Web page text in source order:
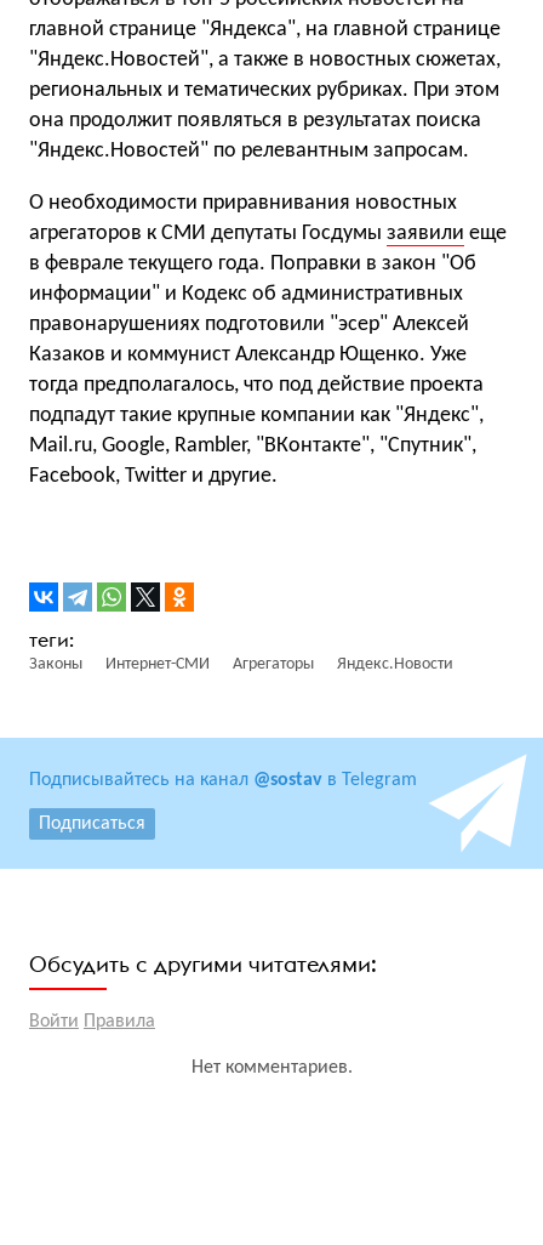
главной странице "Яндекса", на главной странице
"Яндекс.Новостей", а также в новостных сюжетах,
региональных и тематических рубриках. При этом
она продолжит появляться в результатах поиска
"Яндекс.Новостей" по релевантным запросам.
О необходимости приравнивания новостных
агрегаторов к СМИ депутаты Госдумы заявили еще
в феврале текущего года. Поправки в закон "Об
информации" и Кодекс об административных
правонарушениях подготовили "эсер" Алексей
Казаков и коммунист Александр Ющенко. Уже
тогда предполагалось, что под действие проекта
подпадут такие крупные компании как "Яндекс",
Mail.ru, Google, Rambler, "ВКонтакте", "Спутник",
Facebook, Twitter и другие.
Законы Интернет-СМИ Агрегаторы Яндекс.Новости
Подписывайтесь на канал @sostav в Telegram
Подписаться
Обсудить с другими читателями:
Войти Правила
Нет комментариев.